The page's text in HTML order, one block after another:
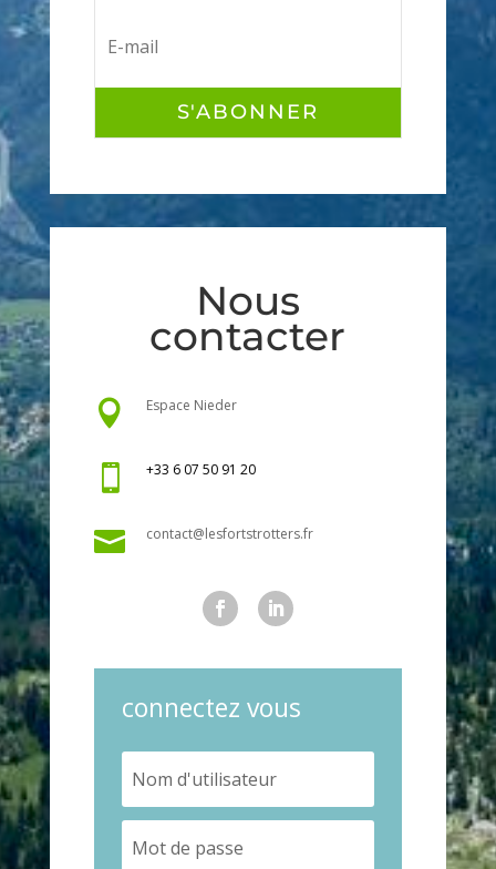
S'ABONNER
Nous
contacter
 Espace Nieder
 +33 6 07 50 91 20
 contact@lesfortstrotters.fr
connectez vous